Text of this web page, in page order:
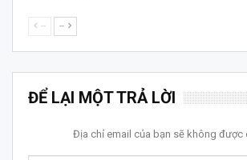
-- --
ĐỂ LẠI MỘT TRẢ LỜI
Địa chỉ email của bạn sẽ không được